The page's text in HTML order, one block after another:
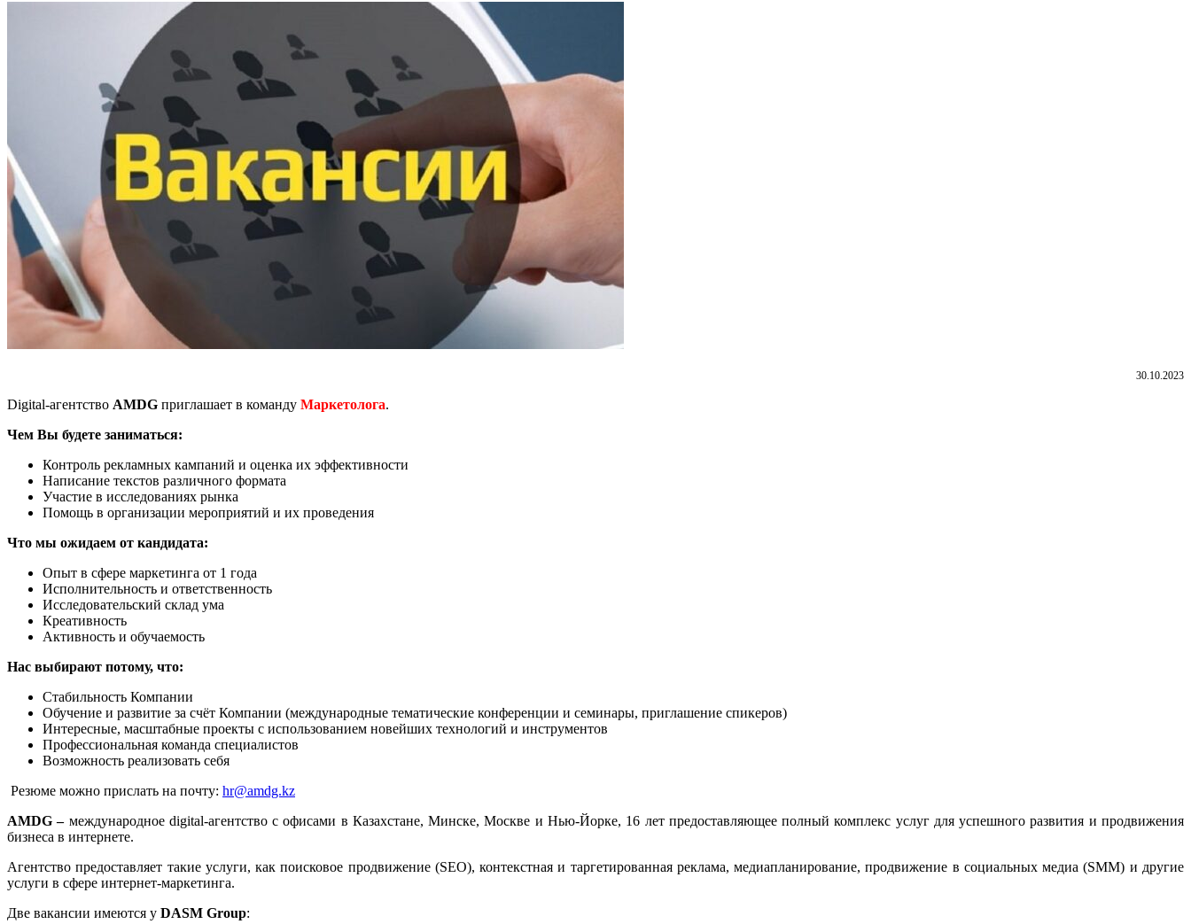
30.10.2023
Digital-агентство AMDG приглашает в команду Маркетолога.
Чем Вы будете заниматься:
Контроль рекламных кампаний и оценка их эффективности
Написание текстов различного формата
Участие в исследованиях рынка
Помощь в организации мероприятий и их проведения
Что мы ожидаем от кандидата:
Опыт в сфере маркетинга от 1 года
Исполнительность и ответственность
Исследовательский склад ума
Креативность
Активность и обучаемость
Нас выбирают потому, что:
Стабильность Компании
Обучение и развитие за счёт Компании (международные тематические конференции и семинары, приглашение спикеров)
Интересные, масштабные проекты с использованием новейших технологий и инструментов
Профессиональная команда специалистов
Возможность реализовать себя
Резюме можно прислать на почту: hr@amdg.kz
AMDG –международное digital-агентство с офисами в Казахстане, Минске, Москве и Нью-Йорке, 16 лет предоставляющее полный комплекс услуг для успешного развития и продвижения
бизнеса в интернете.
Агентство предоставляет такие услуги, как поисковое продвижение (SEO), контекстная и таргетированная реклама, медиапланирование, продвижение в социальных медиа (SMM) и другие
услуги в сфере интернет-маркетинга.
Две вакансии имеются у DASM Group: